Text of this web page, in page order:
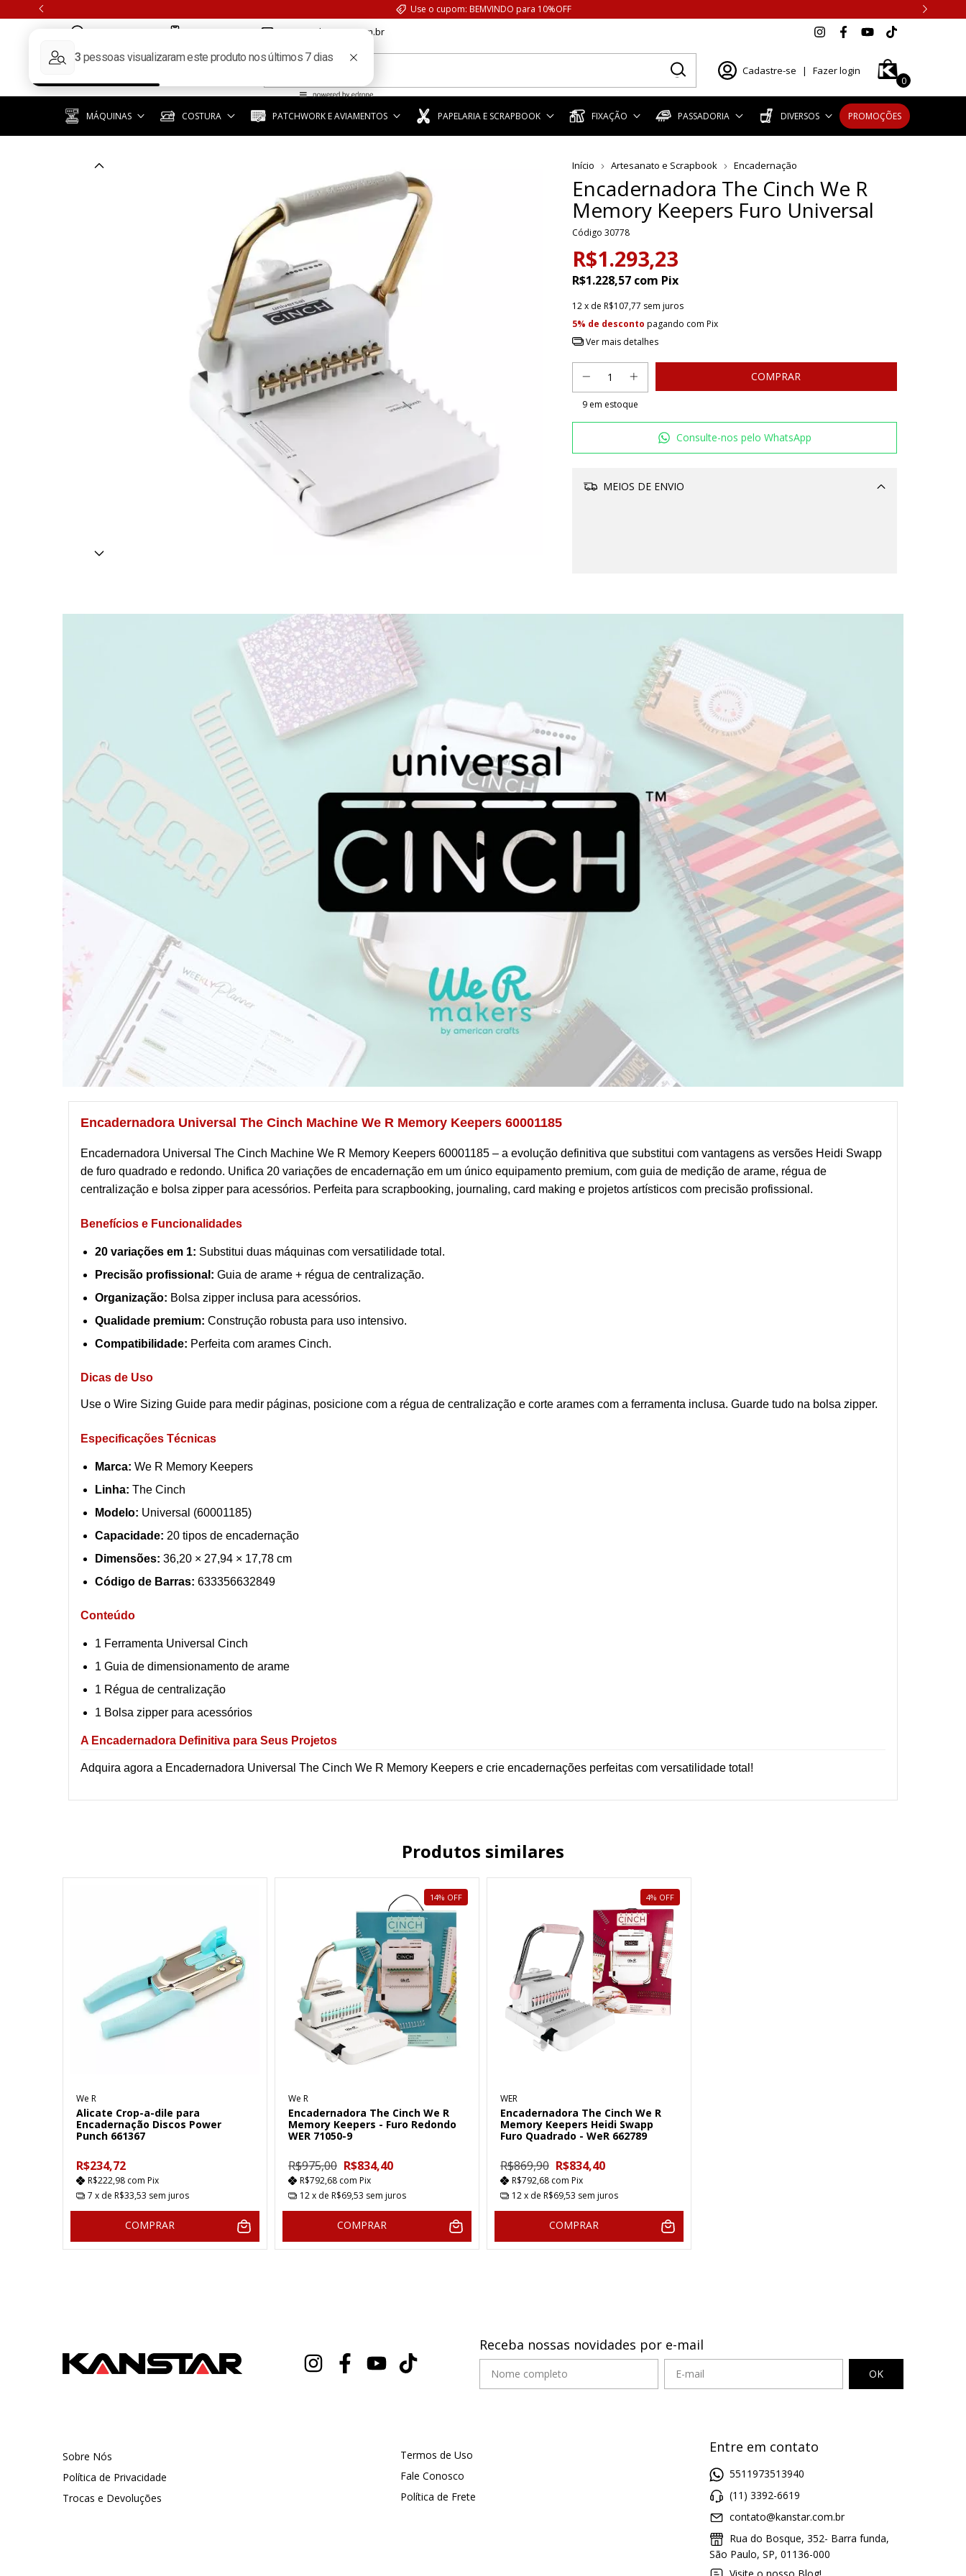
Use o cupom: BEMVINDO para 10%OFF
contato@kanstar.com.br
Cadastre-se | Fazer login
0
MÁQUINAS COSTURA PATCHWORK E AVIAMENTOS PAPELARIA E SCRAPBOOK FIXAÇÃO PASSADORIA DIVERSOS PROMOÇÕES
Início Artesanato e Scrapbook Encadernação
Encadernadora The Cinch We R
Memory Keepers Furo Universal
Código 30778
R$1.293,23
R$1.228,57 com Pix
12x de R$107,77 sem juros
5% de desconto pagando com Pix
Ver mais detalhes
9em estoque
Consulte-nos pelo WhatsApp
MEIOS DE ENVIO
Encadernadora Universal The Cinch Machine We R Memory Keepers 60001185
Encadernadora Universal The Cinch Machine We R Memory Keepers 60001185 – a evolução definitiva que substitui com vantagens as versões Heidi Swapp
de furo quadrado e redondo. Unifica 20 variações de encadernação em um único equipamento premium, com guia de medição de arame, régua de
centralização e bolsa zipper para acessórios. Perfeita para scrapbooking, journaling, card making e projetos artísticos com precisão profissional.
Benefícios e Funcionalidades
20 variações em 1: Substitui duas máquinas com versatilidade total.
Precisão profissional: Guia de arame + régua de centralização.
Organização: Bolsa zipper inclusa para acessórios.
Qualidade premium: Construção robusta para uso intensivo.
Compatibilidade: Perfeita com arames Cinch.
Dicas de Uso
Use o Wire Sizing Guide para medir páginas, posicione com a régua de centralização e corte arames com a ferramenta inclusa. Guarde tudo na bolsa zipper.
Especificações Técnicas
Marca: We R Memory Keepers
Linha: The Cinch
Modelo: Universal (60001185)
Capacidade: 20 tipos de encadernação
Dimensões: 36,20 × 27,94 × 17,78 cm
Código de Barras: 633356632849
Conteúdo
1 Ferramenta Universal Cinch
1 Guia de dimensionamento de arame
1 Régua de centralização
1 Bolsa zipper para acessórios
A Encadernadora Definitiva para Seus Projetos
Adquira agora a Encadernadora Universal The Cinch We R Memory Keepers e crie encadernações perfeitas com versatilidade total!
Produtos similares
We R
Alicate Crop-a-dile para
Encadernação Discos Power
Punch 661367
R$234,72
R$222,98 com Pix
7 x de R$33,53 sem juros
COMPRAR
14% OFF
We R
Encadernadora The Cinch We R
Memory Keepers - Furo Redondo
WER 71050-9
R$975,00 R$834,40
R$792,68 com Pix
12x de R$69,53 sem juros
COMPRAR
4% OFF
WER
Encadernadora The Cinch We R
Memory Keepers Heidi Swapp
Furo Quadrado - WeR 662789
R$869,90 R$834,40
R$792,68 com Pix
12x de R$69,53 sem juros
COMPRAR
Receba nossas novidades por e-mail
Sobre Nós
Política de Privacidade
Trocas e Devoluções
Termos de Uso
Fale Conosco
Política de Frete
Entre em contato
5511973513940
(11) 3392-6619
contato@kanstar.com.br
Rua do Bosque, 352- Barra funda,
São Paulo, SP, 01136-000